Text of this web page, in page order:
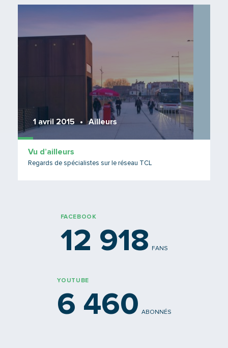
1 avril 2015 Ailleurs
Vu d’ailleurs
Regards de spécialistes sur le réseau TCL
FACEBOOK
12 918 FANS
YOUTUBE
6 460 ABONNÉS